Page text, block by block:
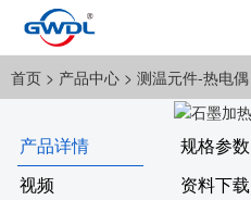
首页 > 产品中心 > 测温元件-热电偶
产品详情 规格参数
视频
资料下载